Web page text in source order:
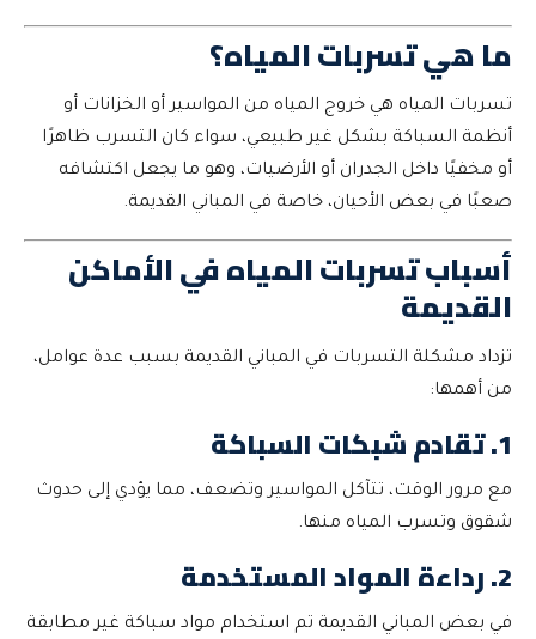
ما هي تسربات المياه؟
تسربات المياه هي خروج المياه من المواسير أو الخزانات أو
أنظمة السباكة بشكل غير طبيعي، سواء كان التسرب ظاهرًا
أو مخفيًا داخل الجدران أو الأرضيات، وهو ما يجعل اكتشافه
صعبًا في بعض الأحيان، خاصة في المباني القديمة.
أسباب تسربات المياه في الأماكن
القديمة
تزداد مشكلة التسربات في المباني القديمة بسبب عدة عوامل،
من أهمها:
1. تقادم شبكات السباكة
مع مرور الوقت، تتآكل المواسير وتضعف، مما يؤدي إلى حدوث
شقوق وتسرب المياه منها.
2. رداءة المواد المستخدمة
في بعض المباني القديمة تم استخدام مواد سباكة غير مطابقة